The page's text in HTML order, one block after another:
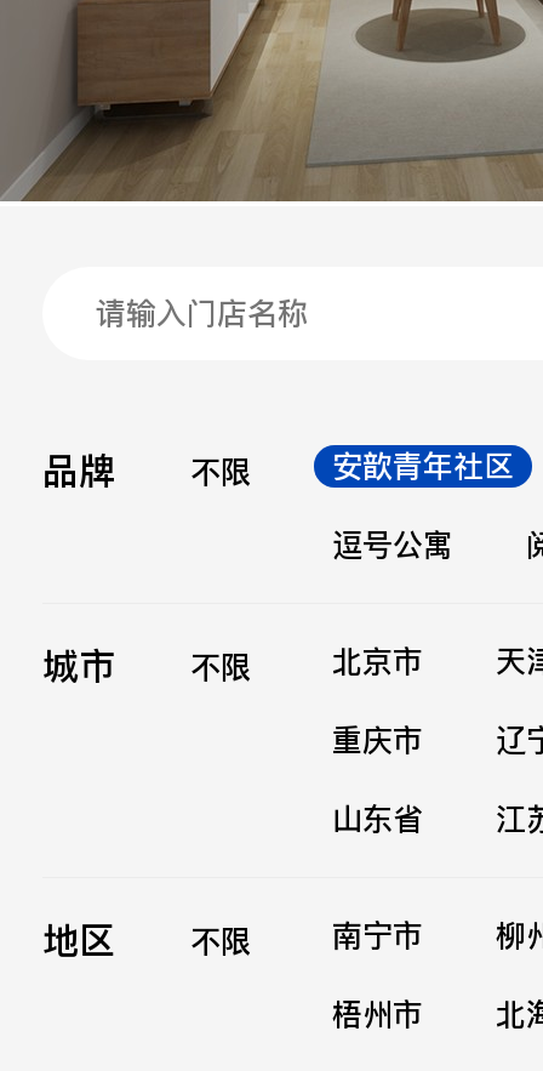
品牌 不限
安歆青年社区
逗号公寓
城市 不限 北京市
天
重庆市
辽
山东省
江
地区 不限 南宁市
柳
梧州市
北
公司
邮箱
留言
立即提交